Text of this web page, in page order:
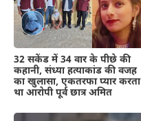
32 सकेंड में 34 वार के पीछे की
कहानी, संध्या हत्याकांड की वजह
का खुलासा, एकतरफा प्यार करता
था आरोपी पूर्व छात्र अमित